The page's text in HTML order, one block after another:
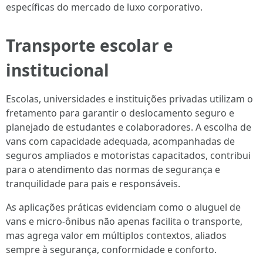
específicas do mercado de luxo corporativo.
Transporte escolar e
institucional
Escolas, universidades e instituições privadas utilizam o
fretamento para garantir o deslocamento seguro e
planejado de estudantes e colaboradores. A escolha de
vans com capacidade adequada, acompanhadas de
seguros ampliados e motoristas capacitados, contribui
para o atendimento das normas de segurança e
tranquilidade para pais e responsáveis.
As aplicações práticas evidenciam como o aluguel de
vans e micro-ônibus não apenas facilita o transporte,
mas agrega valor em múltiplos contextos, aliados
sempre à segurança, conformidade e conforto.